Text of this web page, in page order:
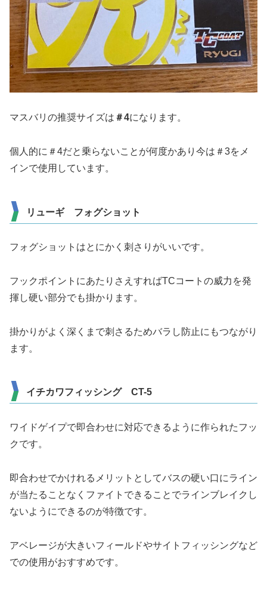
マスバリの推奨サイズは ＃4になります。
個人的に＃4だと乗らないことが何度かあり今は＃3をメ
インで使用しています。
リューギ フォグショット
フォグショットはとにかく刺さりがいいです。
フックポイントにあたりさえすればTCコートの威力を発
揮し硬い部分でも掛かります。
掛かりがよく深くまで刺さるためバラし防止にもつながり
ます。
イチカワフィッシング CT-5
ワイドゲイプで即合わせに対応できるように作られたフッ
クです。
即合わせでかけれるメリットとしてバスの硬い口にライン
が当たることなくファイトできることでラインブレイクし
ないようにできるのが特徴です。
アベレージが大きいフィールドやサイトフィッシングなど
での使用がおすすめです。